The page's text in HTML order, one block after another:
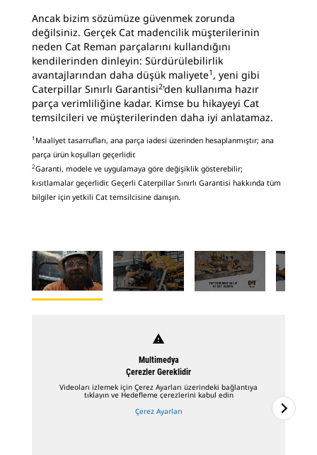
Ancak bizim sözümüze güvenmek zorunda
değilsiniz. Gerçek Cat madencilik müşterilerinin
neden Cat Reman parçalarını kullandığını
kendilerinden dinleyin: Sürdürülebilirlik
avantajlarından daha düşük maliyete1 , yeni gibi
Caterpillar Sınırlı Garantisi2'den kullanıma hazır
parça verimliliğine kadar. Kimse bu hikayeyi Cat
temsilcileri ve müşterilerinden daha iyi anlatamaz.
1 Maaliyet tasarrufları, ana parça iadesi üzerinden hesaplanmıştır; ana
parça ürün koşulları geçerlidir.
2Garanti, modele ve uygulamaya göre değişiklik gösterebilir;
kısıtlamalar geçerlidir. Geçerli Caterpillar Sınırlı Garantisi hakkında tüm
bilgiler için yetkili Cat temsilcisine danışın.
warning
Multimedya
Çerezler Gereklidir
Videoları izlemek için Çerez Ayarları üzerindeki bağlantıya
tıklayın ve Hedefleme çerezlerini kabul edin
Çerez Ayarları